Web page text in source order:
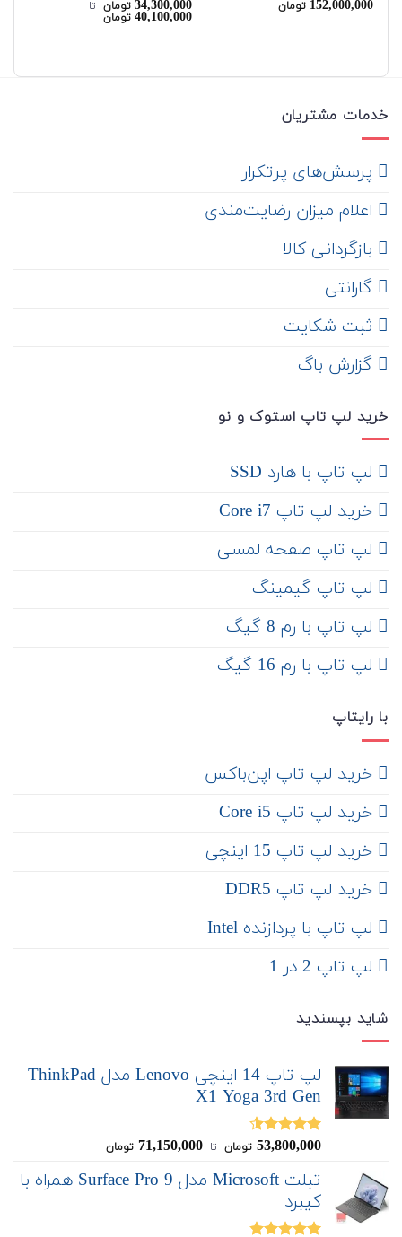
نمره5.00
152,000,000 تومان نمره5.00
از 5
34,300,000 تومان‌ تا ‌
40,100,000 تومان
خدمات مشتریان
‌ پرسش‌های پرتکرار
اعلام میزان رضایت‌مندی
‌ بازگردانی کالا
گارانتی
ثبت شکایت
‌ گزارش باگ
خرید لپ تاپ استوک و نو
لپ تاپ با هارد SSD
خرید لپ تاپ Core i7
لپ تاپ صفحه لمسی
لپ تاپ گیمینگ
لپ تاپ با رم 8 گیگ
لپ تاپ با رم 16 گیگ
با رایتاپ
‌ خرید لپ تاپ اپن‌باکس
خرید لپ تاپ Core i5
‌‌ خرید لپ تاپ 15 اینچی
خرید لپ تاپ DDR5
لپ تاپ با پردازنده Intel
لپ تاپ 2 در 1
شاید بپسندید
لپ تاپ 14 اینچی Lenovo مدل ThinkPad
X1 Yoga 3rd Gen
نمره4.50
53,800,000 تومان ‌ تا ‌ 71,150,000 تومان
تبلت Microsoft مدل Surface Pro 9 همراه با
کیبرد